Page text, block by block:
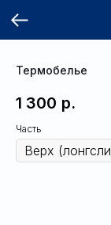
Термобелье
1 300 р.
Часть